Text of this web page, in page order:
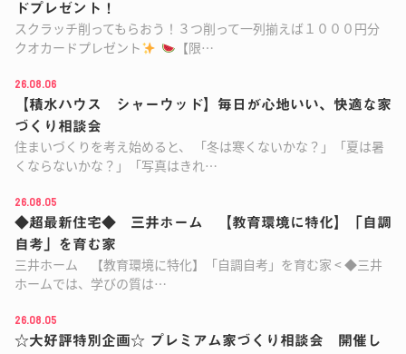
ドプレゼント！
スクラッチ削ってもらおう！３つ削って一列揃えば１０００円分
クオカードプレゼント
【限…
26.08.06
【積水ハウス シャーウッド】毎日が心地いい、快適な家
づくり相談会
住まいづくりを考え始めると、 「冬は寒くないかな？」「夏は暑
くならないかな？」「写真はきれ…
26.08.05
◆超最新住宅◆ 三井ホーム 【教育環境に特化】「自調
自考」を育む家
三井ホーム 【教育環境に特化】「自調自考」を育む家 < ◆三井
ホームでは、学びの質は…
26.08.05
☆大好評特別企画☆ プレミアム家づくり相談会 開催し